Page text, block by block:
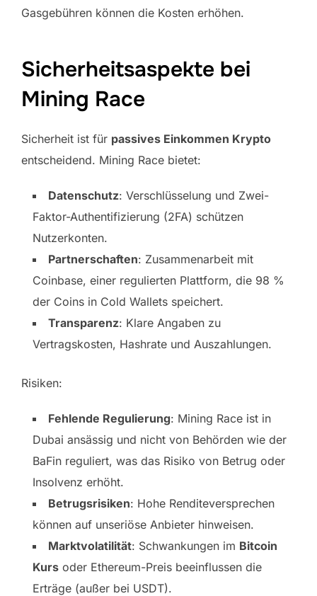
Gasgebühren können die Kosten erhöhen.
Sicherheitsaspekte bei
Mining Race
Sicherheit ist für passives Einkommen Krypto
entscheidend. Mining Race bietet:
Datenschutz: Verschlüsselung und Zwei-
Faktor-Authentifizierung (2FA) schützen
Nutzerkonten.
Partnerschaften: Zusammenarbeit mit
Coinbase, einer regulierten Plattform, die 98 %
der Coins in Cold Wallets speichert.
Transparenz: Klare Angaben zu
Vertragskosten, Hashrate und Auszahlungen.
Risiken:
Fehlende Regulierung: Mining Race ist in
Dubai ansässig und nicht von Behörden wie der
BaFin reguliert, was das Risiko von Betrug oder
Insolvenz erhöht.
Betrugsrisiken: Hohe Renditeversprechen
können auf unseriöse Anbieter hinweisen.
Marktvolatilität: Schwankungen im Bitcoin
Kurs oder Ethereum-Preis beeinflussen die
Erträge (außer bei USDT).